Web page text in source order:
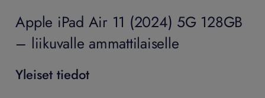
Apple iPad Air 11 (2024) 5G 128GB
– liikuvalle ammattilaiselle
Yleiset tiedot